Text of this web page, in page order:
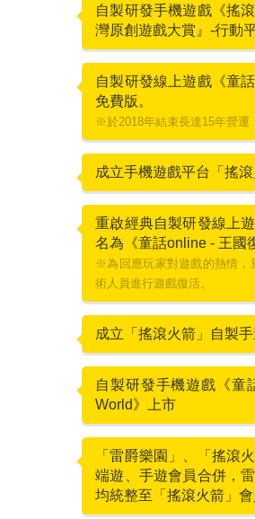
自製研發手機遊戲《搖
灣原創遊戲大賞』-行動
自製研發線上遊戲《童
免費版。
※於2018年結束長達15年營運
成立手機遊戲平台「搖滾
重啟經典自製研發線上
名為《童話online - 王國
※為回應玩家對遊戲的熱情，
術人員進行遊戲復活。
成立「搖滾火箭」自製手
自製研發手機遊戲《童
World》上市
「雷爵樂園」、「搖滾
端遊、手遊會員合併，
均統整至「搖滾火箭」會